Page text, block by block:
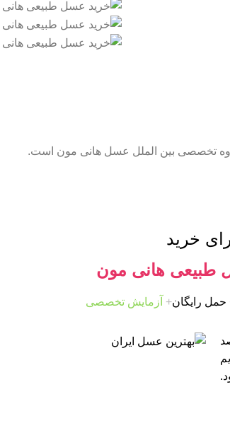
تخصصی بین الملل عسل هانی مون است.
خرید
طبیعی هانی مون
حمل رایگان+ آزمایش تخصصی